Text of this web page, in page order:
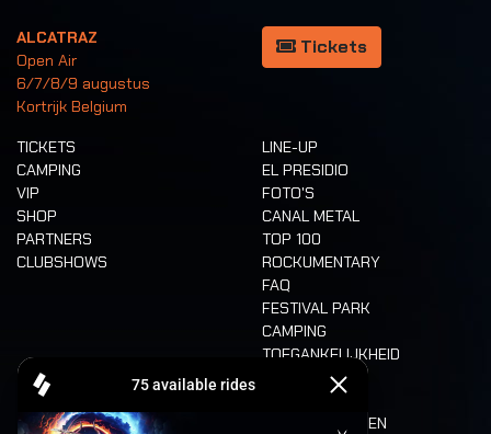
ALCATRAZ
Open Air
6/7/8/9 augustus
Kortrijk Belgium
Tickets
TICKETS
CAMPING
VIP
SHOP
PARTNERS
CLUBSHOWS
LINE-UP
EL PRESIDIO
FOTO'S
CANAL METAL
TOP 100
ROCKUMENTARY
FAQ
FESTIVAL PARK
CAMPING
TOEGANKELIJKHEID
CASHLESS
ETEN EN DRINKEN